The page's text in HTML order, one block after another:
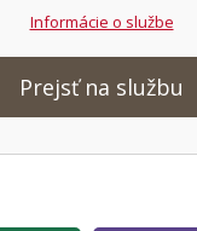
Informácie o službe
Prejsť na službu